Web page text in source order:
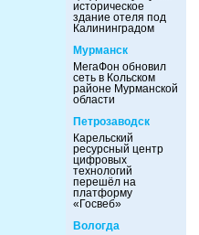
историческое
здание отеля под
Калининградом
Мурманск
МегаФон обновил
сеть в Кольском
районе Мурманской
области
Петрозаводск
Карельский
ресурсный центр
цифровых
технологий
перешёл на
платформу
«Госвеб»
Вологда